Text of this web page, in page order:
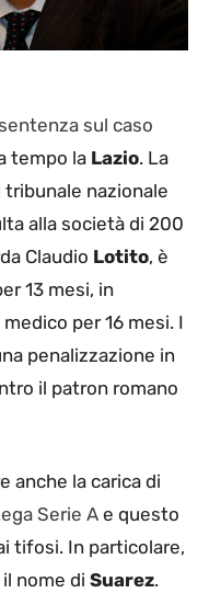
sul caso
tempo la Lazio. La
tribunale nazionale
alla società di 200
Claudio Lotito, è
13 mesi, in
per 16 mesi. I
penalizzazione in
il patron romano
anche la carica di
Serie A e questo
tifosi. In particolare,
nome di Suarez.